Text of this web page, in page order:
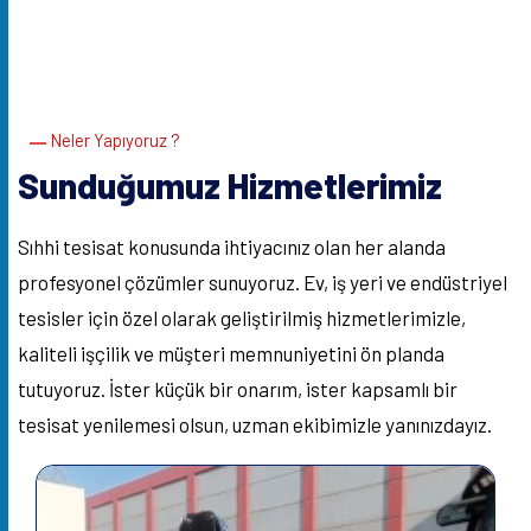
Neler Yapıyoruz ?
Sunduğumuz Hizmetlerimiz
Sıhhi tesisat konusunda ihtiyacınız olan her alanda
profesyonel çözümler sunuyoruz. Ev, iş yeri ve endüstriyel
tesisler için özel olarak geliştirilmiş hizmetlerimizle,
kaliteli işçilik ve müşteri memnuniyetini ön planda
tutuyoruz. İster küçük bir onarım, ister kapsamlı bir
tesisat yenilemesi olsun, uzman ekibimizle yanınızdayız.